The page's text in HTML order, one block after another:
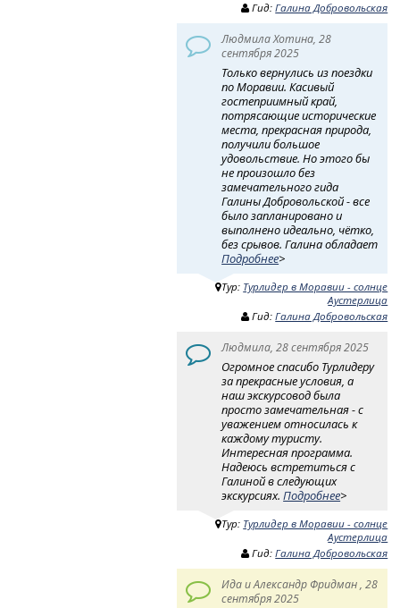
Гид:Галина Добровольская
Людмила Хотина, 28
сентября 2025
Только вернулись из поездки
по Моравии. Касивый
гостеприимный край,
потрясающие исторические
места, прекрасная природа,
получили большое
удовольствие. Но этого бы
не произошло без
замечательного гида
Галины Добровольской - все
было запланировано и
выполнено идеально, чётко,
без срывов. Галина обладает
Подробнее>
Тур: Турлидер в Моравии - солнце
Аустерлица
Гид:Галина Добровольская
Людмила, 28 сентября 2025
Огромное спасибо Турлидеру
за прекрасные условия, а
наш экскурсовод была
просто замечательная - с
уважением относилась к
каждому туристу.
Интересная программа.
Надеюсь встретиться с
Галиной в следующих
экскурсиях.Подробнее>
Тур: Турлидер в Моравии - солнце
Аустерлица
Гид:Галина Добровольская
Ида и Александр Фридман , 28
сентября 2025